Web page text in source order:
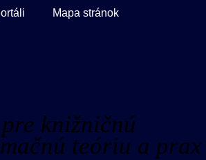
knižničnú
teóriu a prax
Mapa stránok